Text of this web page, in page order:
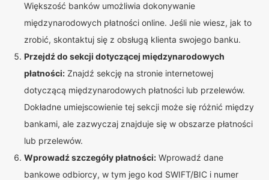
Większość banków umożliwia dokonywanie
międzynarodowych płatności online. Jeśli nie wiesz, jak to
zrobić, skontaktuj się z obsługą klienta swojego banku.
Przejdź do sekcji dotyczącej międzynarodowych
płatności: Znajdź sekcję na stronie internetowej
dotyczącą międzynarodowych płatności lub przelewów.
Dokładne umiejscowienie tej sekcji może się różnić między
bankami, ale zazwyczaj znajduje się w obszarze płatności
lub przelewów.
Wprowadź szczegóły płatności: Wprowadź dane
bankowe odbiorcy, w tym jego kod SWIFT/BIC i numer